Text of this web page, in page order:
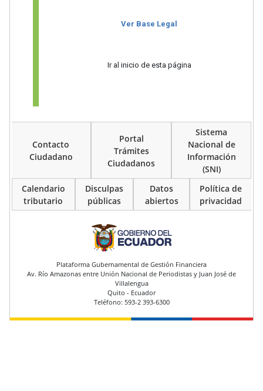
Ver Base Legal
Ir al inicio de esta página
Contacto
Ciudadano
Portal
Trámites
Ciudadanos
Sistema
Nacional de
Información
(SNI)
Calendario
tributario
Disculpas
públicas
Datos
abiertos
Política de
privacidad
pie de página
Plataforma Gubernamental de Gestión Financiera
Av. Río Amazonas entre Unión Nacional de Periodistas y Juan José de
Villalengua
Quito - Ecuador
Teléfono: 593-2 393-6300